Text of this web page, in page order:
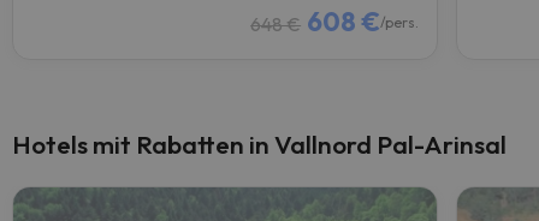
648 € 608 €/pers.
Hotels mit Rabatten in Vallnord Pal-Arinsal